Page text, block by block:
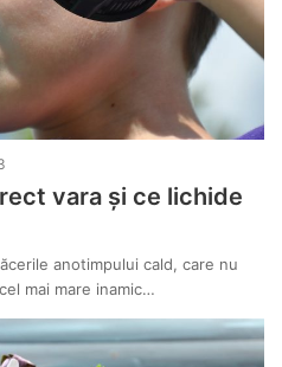
vara și ce lichide
anotimpului cald, care nu
mai mare inamic…